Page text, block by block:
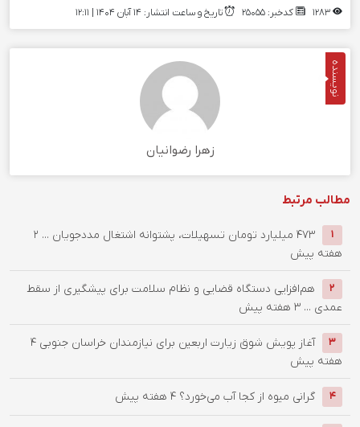
کدخبر: 25055 تاریخ و ساعت انتشار: ۱۴ آبان ۱۴۰۴ | 12:11
نویسنده
زهرا رضوانیان
مطالب مرتبط
1 ۴۷۳ میلیارد تومان تسهیلات، پشتوانه اشتغال مددجویان ...
2
هفته پیش
2
هم‌افزایی دستگاه قضایی و نظام سلامت برای پیشگیری از سقط
عمدی ... 3 هفته پیش
3 آغاز پویش شوق زیارت اربعین برای نیازمندان خراسان جنوبی 4
هفته پیش
4 گرانی میوه از کجا آب می‌خورد؟ 4 هفته پیش